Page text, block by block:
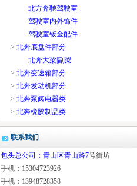
北方奔驰驾驶室
驾驶室内外饰件
驾驶室钣金配件
> 北奔底盘件部分
北奔大梁|副梁
> 北奔变速箱部分
> 北奔发动机部分
> 北奔泵阀电器类
> 北奔橡胶制品类
联系我们
包头总公司：青山区青山路7号街坊
手机：15304723926
手机：13948728358